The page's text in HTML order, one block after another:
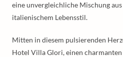
eine unvergleichliche Mischung
italienischem Lebensstil.
Mitten in diesem pulsierenden
Hotel Villa Glori, einen